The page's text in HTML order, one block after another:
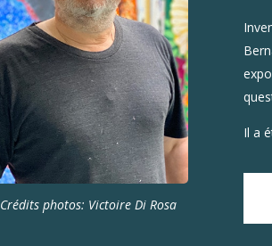
Crédits photos: Victoire Di Rosa
Il a